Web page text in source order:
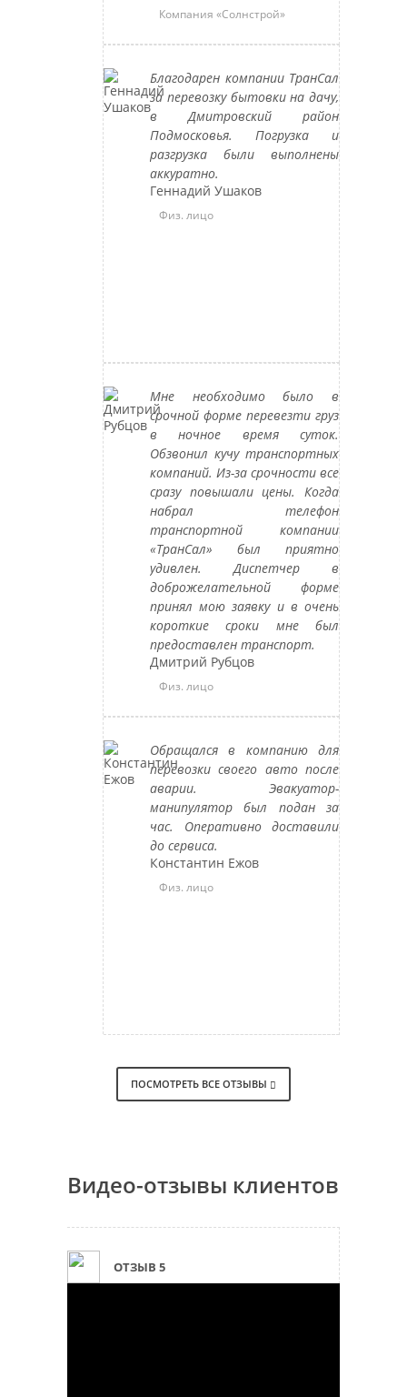
Компания «Солнстрой»
Благодарен компании ТранСал
за перевозку бытовки на дачу,
в Дмитровский район
Подмосковья. Погрузка и
разгрузка были выполнены
аккуратно.
Геннадий Ушаков
Физ. лицо
Мне необходимо было в
срочной форме перевезти груз
в ночное время суток.
Обзвонил кучу транспортных
компаний. Из-за срочности все
сразу повышали цены. Когда
набрал телефон
транспортной компании
«ТранСал» был приятно
удивлен. Диспетчер в
доброжелательной форме
принял мою заявку и в очень
короткие сроки мне был
предоставлен транспорт.
Дмитрий Рубцов
Физ. лицо
Обращался в компанию для
перевозки своего авто после
аварии. Эвакуатор-
манипулятор был подан за
час. Оперативно доставили
до сервиса.
Константин Ежов
Физ. лицо
ПОСМОТРЕТЬ ВСЕ ОТЗЫВЫ
Видео-отзывы клиентов
ОТЗЫВ 5